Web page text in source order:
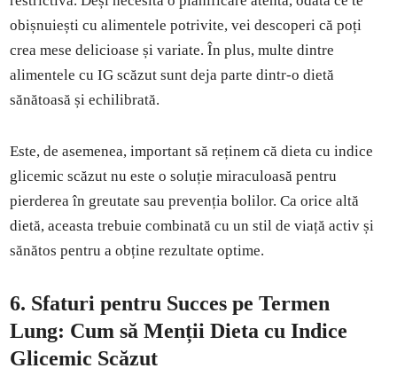
obișnuiești cu alimentele potrivite, vei descoperi că poți
crea mese delicioase și variate. În plus, multe dintre
alimentele cu IG scăzut sunt deja parte dintr-o dietă
sănătoasă și echilibrată.
Este, de asemenea, important să reținem că dieta cu indice
glicemic scăzut nu este o soluție miraculoasă pentru
pierderea în greutate sau prevenția bolilor. Ca orice altă
dietă, aceasta trebuie combinată cu un stil de viață activ și
sănătos pentru a obține rezultate optime.
6. Sfaturi pentru Succes pe Termen
Lung: Cum să Menții Dieta cu Indice
Glicemic Scăzut